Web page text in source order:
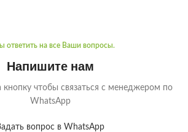
ответить на все Ваши вопросы.
Напишите нам
чтобы связаться с менеджером по
WhatsApp
вопрос в WhatsApp